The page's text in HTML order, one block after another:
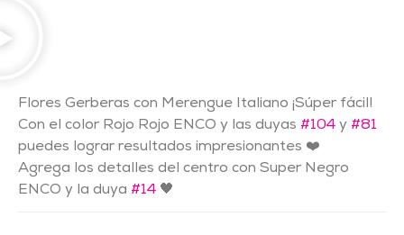
Flores Gerberas con Merengue Italiano ¡Súper fácil!
Con el color Rojo Rojo ENCO y las duyas #104 y #81
puedes lograr resultados impresionantes ❤️
Agrega los detalles del centro con Super Negro
ENCO y la duya #14 🖤